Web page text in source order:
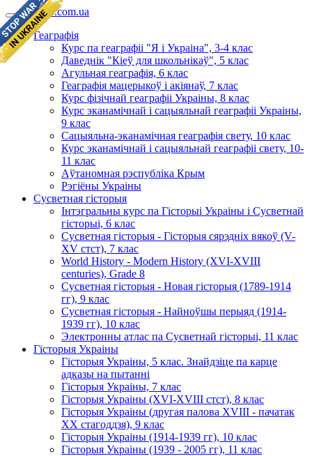
geomap.com.ua
Геаграфія
Курс па геаграфіі "Я і Украіна", 3-4 клас
Даведнік "Кіеў для школьнікаў", 5 клас
Агульная геаграфія, 6 клас
Геаграфія мацерыкоў і акіянаў, 7 клас
Курс фізічнай геаграфіі Украіны, 8 клас
Курс эканамічнай і сацыяльнай геаграфіі Украіны,
9 клас
Сацыяльна-эканамічная геаграфія свету, 10 клас
Курс эканамічнай і сацыяльнай геаграфіі свету, 10-
11 клас
Аўтаномная рэспубліка Крым
Рэгіёны Украіны
Сусветная гісторыя
Інтэгральны курс па Гісторыі Украіны і Сусветнай
гісторыі, 6 клас
Сусветная гісторыя - Гісторыя сярэдніх вякоў (V-
XV стст), 7 клас
World History - Modern History (XVI-XVIII
centuries), Grade 8
Сусветная гісторыя - Новая гісторыя (1789-1914
гг), 9 клас
Сусветная гісторыя - Найноўшы перыяд (1914-
1939 гг), 10 клас
Электронны атлас па Сусветнай гісторыі, 11 клас
Гісторыя Украіны
Гісторыя Украіны, 5 клас. Знайдзіце па карце
адказы на пытанні
Гісторыя Украіны, 7 клас
Гісторыя Украіны (XVI-XVIII стст), 8 клас
Гісторыя Украіны (другая палова XVIII - пачатак
XX стагоддзя), 9 клас
Гісторыя Украіны (1914-1939 гг), 10 клас
Гісторыя Украіны (1939 - 2005 гг), 11 клас